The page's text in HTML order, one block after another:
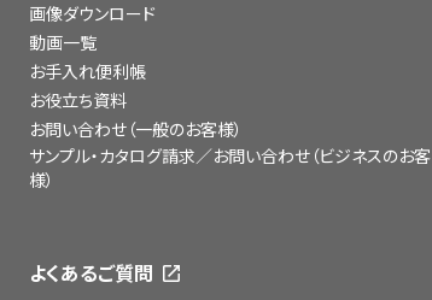
画像ダウンロード
動画一覧
お手入れ便利帳
お役立ち資料
お問い合わせ（一般のお客様）
サンプル・カタログ請求／お問い合わせ（ビジネスのお客
様）
よくあるご質問